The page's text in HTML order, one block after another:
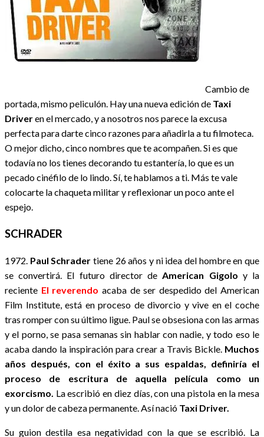
Cambio de
portada, mismo peliculón. Hay una nueva edición de Taxi
Driveren el mercado, y a nosotros nos parece la excusa
perfecta para darte cinco razones para añadirla a tu filmoteca.
O mejor dicho, cinco nombres que te acompañen. Si es que
todavía no los tienes decorando tu estantería, lo que es un
pecado cinéfilo de lo lindo. Sí, te hablamos a ti. Más te vale
colocarte la chaqueta militar y reflexionar un poco ante el
espejo.
SCHRADER
1972. Paul Schrader tiene 26 años y ni idea del hombre en que
se convertirá. El futuro director deAmerican Gigolo y la
reciente El reverendo acaba de ser despedido del American
Film Institute, está en proceso de divorcio y vive en el coche
tras romper con su último ligue. Paul se obsesiona con las armas
y el porno, se pasa semanas sin hablar con nadie, y todo eso le
acaba dando la inspiración para crear a Travis Bickle. Muchos
años después, con el éxito a sus espaldas, definiría el
proceso de escritura de aquella película como un
exorcismo. La escribió en diez días, con una pistola en la mesa
y un dolor de cabeza permanente. Así nació Taxi Driver.
Su guion destila esa negatividad con la que se escribió. La